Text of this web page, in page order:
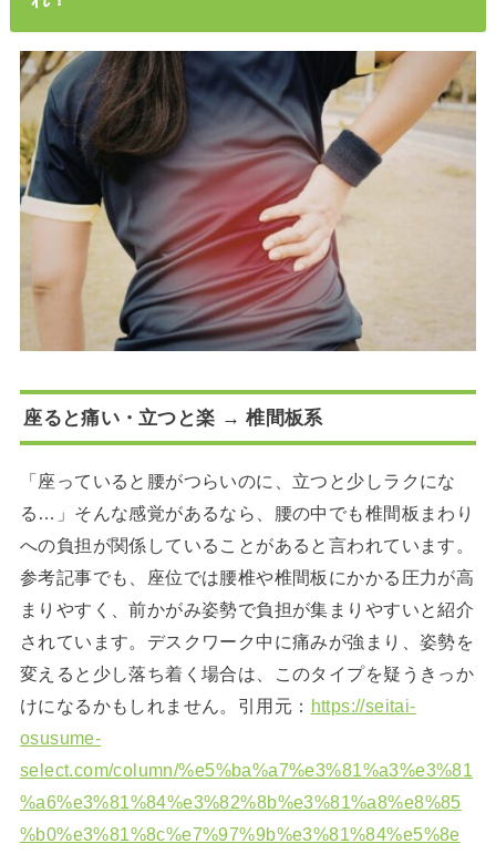
座ると痛い・立つと楽 → 椎間板系
「座っていると腰がつらいのに、立つと少しラクにな
る…」そんな感覚があるなら、腰の中でも椎間板まわり
への負担が関係していることがあると言われています。
参考記事でも、座位では腰椎や椎間板にかかる圧力が高
まりやすく、前かがみ姿勢で負担が集まりやすいと紹介
されています。デスクワーク中に痛みが強まり、姿勢を
変えると少し落ち着く場合は、このタイプを疑うきっか
けになるかもしれません。引用元： https://seitai-
osusume-
select.com/column/%e5%ba%a7%e3%81%a3%e3%81
%a6%e3%81%84%e3%82%8b%e3%81%a8%e8%85
%b0%e3%81%8c%e7%97%9b%e3%81%84%e5%8e